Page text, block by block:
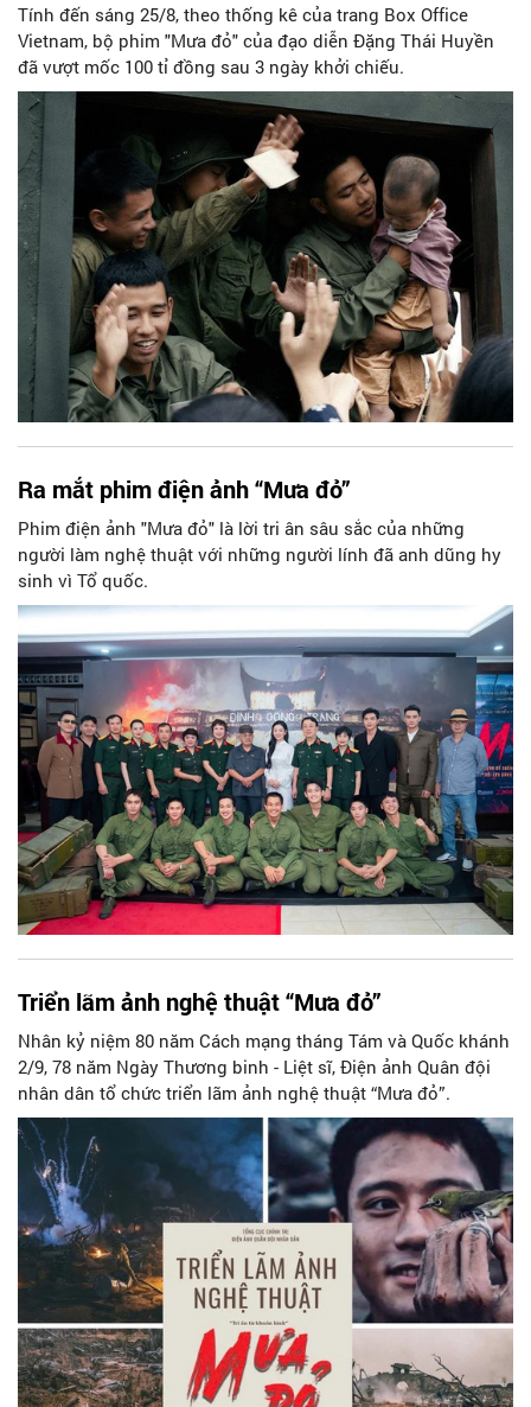
Tính đến sáng 25/8, theo thống kê của trang Box Office
Vietnam, bộ phim "Mưa đỏ" của đạo diễn Đặng Thái Huyền
đã vượt mốc 100 tỉ đồng sau 3 ngày khởi chiếu.
Ra mắt phim điện ảnh “Mưa đỏ”
Phim điện ảnh "Mưa đỏ" là lời tri ân sâu sắc của những
người làm nghệ thuật với những người lính đã anh dũng hy
sinh vì Tổ quốc.
Triển lãm ảnh nghệ thuật “Mưa đỏ”
Nhân kỷ niệm 80 năm Cách mạng tháng Tám và Quốc khánh
2/9, 78 năm Ngày Thương binh - Liệt sĩ, Điện ảnh Quân đội
nhân dân tổ chức triển lãm ảnh nghệ thuật “Mưa đỏ”.